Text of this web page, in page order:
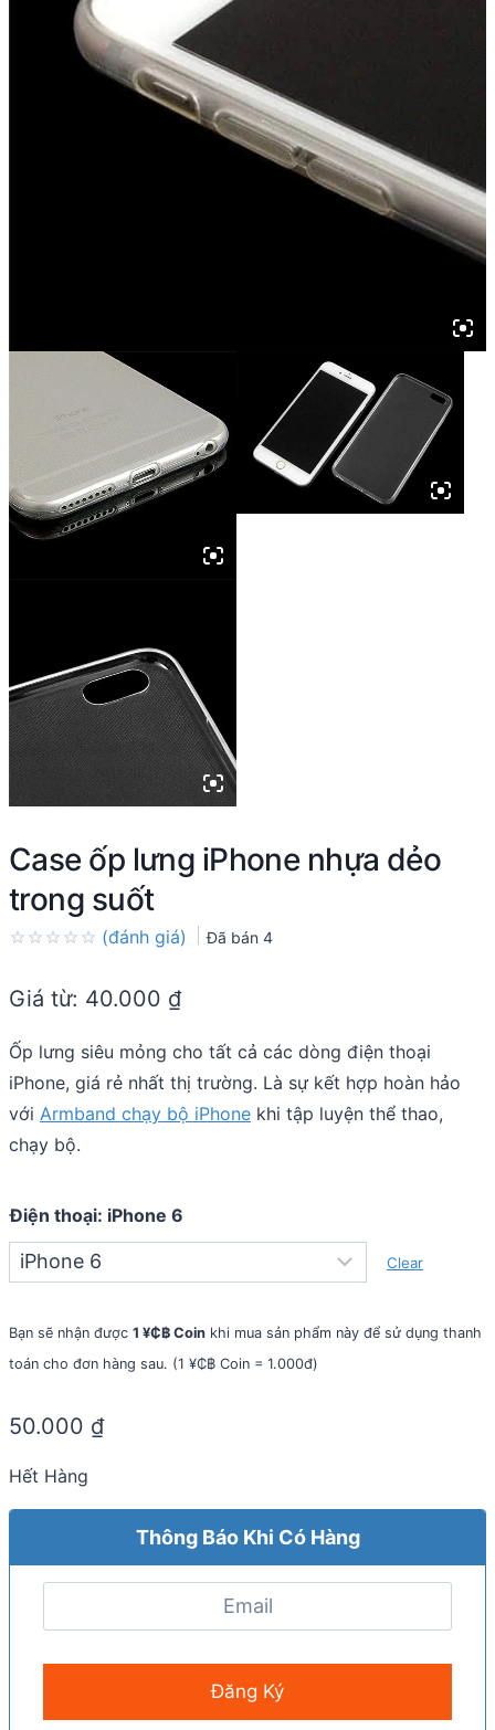
Case ốp lưng iPhone nhựa dẻo
trong suốt
out
(đánh giá) Đã bán 4
Giá từ: 40.000 ₫
Ốp lưng siêu mỏng cho tất cả các dòng điện thoại
iPhone, giá rẻ nhất thị trường. Là sự kết hợp hoàn hảo
với Armband chạy bộ iPhone khi tập luyện thể thao,
chạy bộ.
Điện thoại: iPhone 6
Clear
Bạn sẽ nhận được 1 ¥₵฿ Coin khi mua sản phẩm này để sử dụng thanh
toán cho đơn hàng sau. (1 ¥₵฿ Coin = 1.000đ)
50.000 ₫
Hết Hàng
Thông Báo Khi Có Hàng